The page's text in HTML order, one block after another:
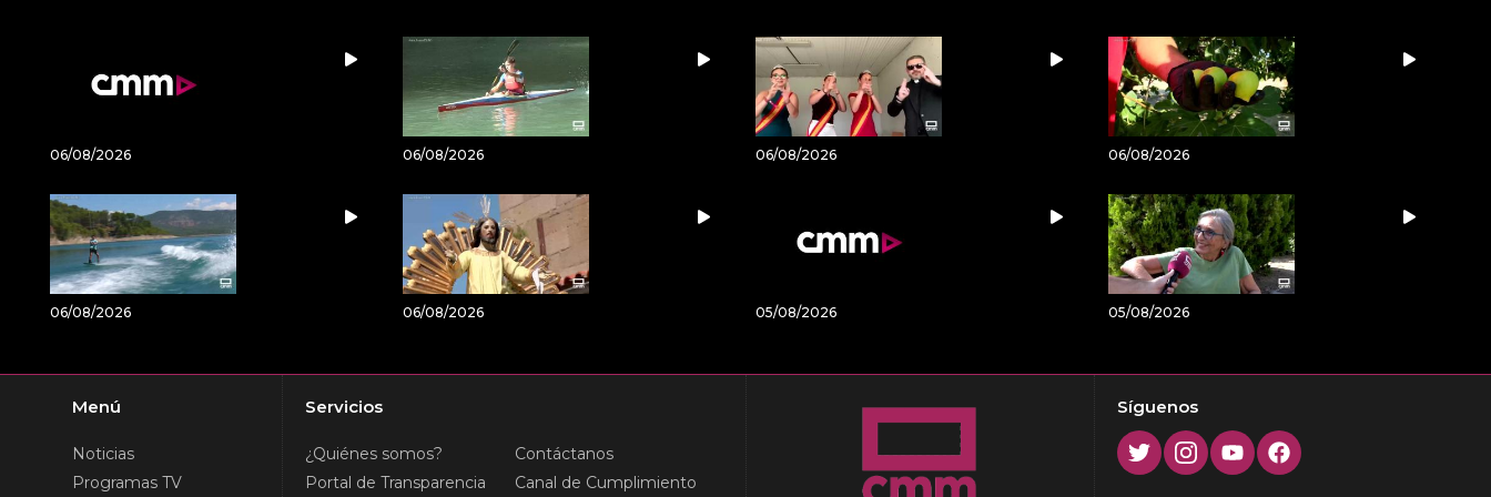
06/08/2026 06/08/2026 06/08/2026 06/08/2026
06/08/2026 06/08/2026 05/08/2026 05/08/2026
Menú
Noticias
Programas TV
Servicios
¿Quiénes somos?
Portal de Transparencia
Contáctanos
Canal de Cumplimiento
Síguenos
TwitterInstagram
YoutubeFacebook